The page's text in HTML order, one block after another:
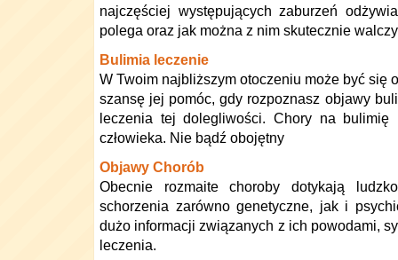
najczęściej występujących zaburzeń
polega oraz jak można z nim skutecznie
Bulimia leczenie
W Twoim najbliższym otoczeniu może być się
szansę jej pomóc, gdy rozpoznasz objawy
leczenia tej dolegliwości. Chory na bulimię
człowieka. Nie bądź obojętny
Objawy Chorób
Obecnie rozmaite choroby dotykają
schorzenia zarówno genetyczne, jak i
dużo informacji związanych z ich powodami,
leczenia.